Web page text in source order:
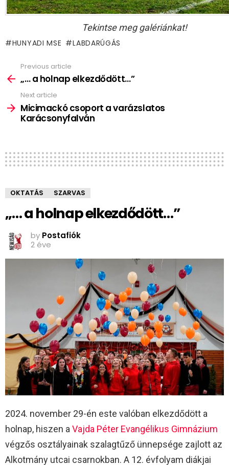
Tekintse meg galériánkat!
HUNYADI MSE LABDARÚGÁS
more
Previous article
„… a holnap elkezdődött…”
Next article
Micimackó csoport a varázslatos
Karácsonyfalván
OKTATÁS SZARVAS
„… a holnap elkezdődött…”
by Postafiók
2 éve
2024. november 29-én este valóban elkezdődött a
holnap, hiszen aVajda Péter Evangélikus Gimnázium
végzős osztályainak szalagtűző ünnepsége zajlott az
Alkotmány utcai csarnokban. A 12. évfolyam diákjai